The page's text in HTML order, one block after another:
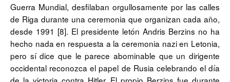
Guerra Mundial, desfilaban orgullosamente por las calles
de Riga durante una ceremonia que organizan cada año,
desde 1991 [8]. El presidente letón Andris Berzins no ha
hecho nada en respuesta a la ceremonia nazi en Letonia,
pero sí dice que le parece abominable que un dirigente
occidental reconozca el papel de Rusia celebrando el día